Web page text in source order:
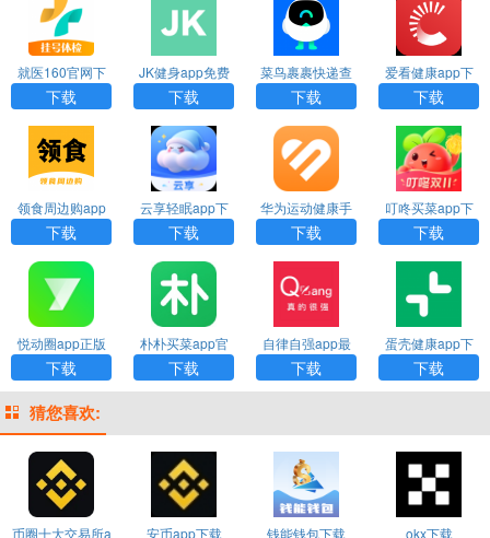
就医160官网下
载
下载
JK健身app免费
下载
下载
菜鸟裹裹快递查
询官方版下载
下载
爱看健康app下
载安装最新版本
下载
领食周边购app
下载
下载
云享轻眠app下
载安装官网版
下载
华为运动健康手
表app下载安装
下载
叮咚买菜app下
载安装免费版
下载
悦动圈app正版
免费版
下载
朴朴买菜app官
网版下载
下载
自律自强app最
新版
下载
蛋壳健康app下
载最新版
下载
猜您喜欢:
币圈十大交易所a 安币app下载 钱能钱包下载 okx下载